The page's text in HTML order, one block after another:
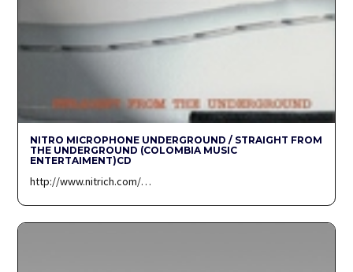
NITRO MICROPHONE UNDERGROUND / STRAIGHT FROM
THE UNDERGROUND (COLOMBIA MUSIC
ENTERTAIMENT)CD
http://www.nitrich.com/…